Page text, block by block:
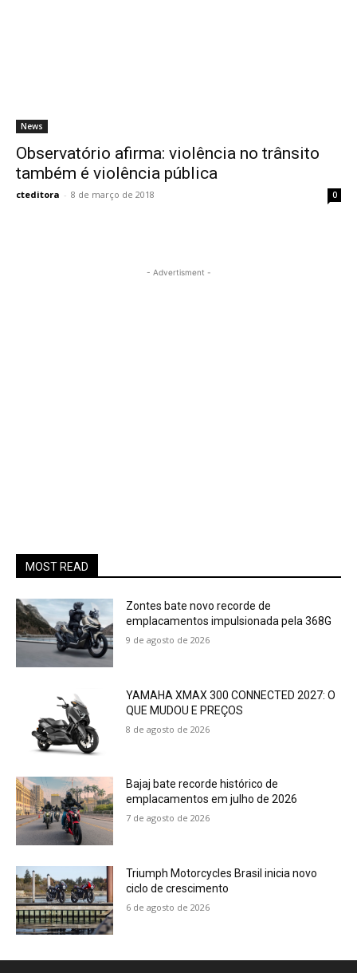
News
Observatório afirma: violência no trânsito
também é violência pública
cteditora - 8 de março de 2018 0
- Advertisment -
MOST READ
Zontes bate novo recorde de
emplacamentos impulsionada pela 368G
9 de agosto de 2026
YAMAHA XMAX 300 CONNECTED 2027: O
QUE MUDOU E PREÇOS
8 de agosto de 2026
Bajaj bate recorde histórico de
emplacamentos em julho de 2026
7 de agosto de 2026
Triumph Motorcycles Brasil inicia novo
ciclo de crescimento
6 de agosto de 2026